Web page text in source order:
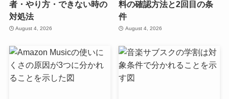
者・やり方・できない時の
対処法
August 4, 2026
料の確認方法と2回目の条
件
August 4, 2026